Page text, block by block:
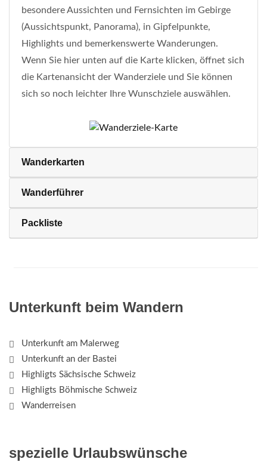
besondere Aussichten und Fernsichten im Gebirge
(Aussichtspunkt, Panorama), in Gipfelpunkte,
Highlights und bemerkenswerte Wanderungen.
Wenn Sie hier unten auf die Karte klicken, öffnet sich
die Kartenansicht der Wanderziele und Sie können
sich so noch leichter Ihre Wunschziele auswählen.
Wanderkarten
Wanderführer
Packliste
Unterkunft beim Wandern
Unterkunft am Malerweg
Unterkunft an der Bastei
Highligts Sächsische Schweiz
Highligts Böhmische Schweiz
Wanderreisen
spezielle Urlaubswünsche